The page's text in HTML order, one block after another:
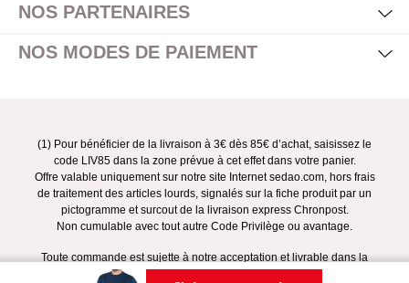
NOS PARTENAIRES
NOS MODES DE PAIEMENT
(1) Pour bénéficier de la livraison à 3€ dès 85€ d’achat, saisissez le
code LIV85 dans la zone prévue à cet effet dans votre panier.
Offre valable uniquement sur notre site Internet sedao.com, hors frais
de traitement des articles lourds, signalés sur la fiche produit par un
pictogramme et surcout de la livraison express Chronpost.
Non cumulable avec tout autre Code Privilège ou avantage.
Toute commande est sujette à notre acceptation et livrable dans la
limite des stocks disponibles.